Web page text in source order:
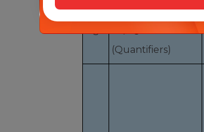
3
(Quantifiers)